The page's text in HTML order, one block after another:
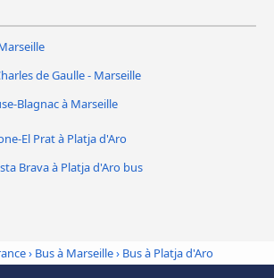
de Gaulle - Marseille
Blagnac à Marseille
El Prat à Platja d'Aro
Brava à Platja d'Aro bus
› Bus à Marseille› Bus à Platja d'Aro